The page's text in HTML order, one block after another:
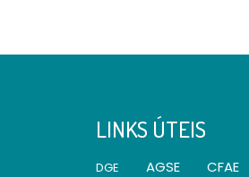
LINKS ÚTEIS
DGE AGSE CFAE